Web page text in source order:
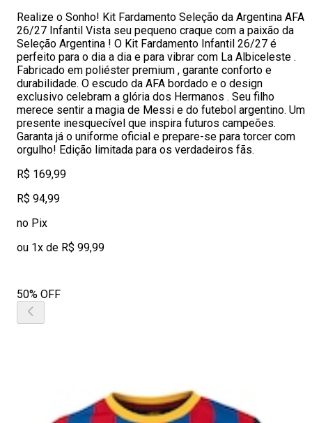
Realize o Sonho! Kit Fardamento Seleção da Argentina AFA
26/27 Infantil Vista seu pequeno craque com a paixão da
Seleção Argentina ! O Kit Fardamento Infantil 26/27 é
perfeito para o dia a dia e para vibrar com La Albiceleste .
Fabricado em poliéster premium , garante conforto e
durabilidade. O escudo da AFA bordado e o design
exclusivo celebram a glória dos Hermanos . Seu filho
merece sentir a magia de Messi e do futebol argentino. Um
presente inesquecível que inspira futuros campeões.
Garanta já o uniforme oficial e prepare-se para torcer com
orgulho! Edição limitada para os verdadeiros fãs.
R$ 169,99
R$ 94,99
no Pix
ou 1x de R$ 99,99
50% OFF